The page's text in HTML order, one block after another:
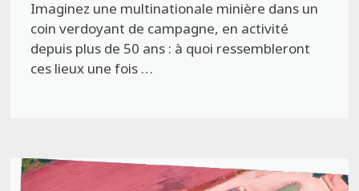
Imaginez une multinationale minière dans un
coin verdoyant de campagne, en activité
depuis plus de 50 ans : à quoi ressembleront
ces lieux une fois …